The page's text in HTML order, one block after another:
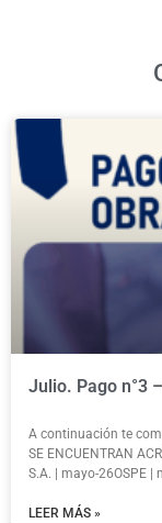
Julio. Pago n°3
A continuación te
SE ENCUENTRAN
S.A. | mayo-26OSPE |
LEER MÁS »